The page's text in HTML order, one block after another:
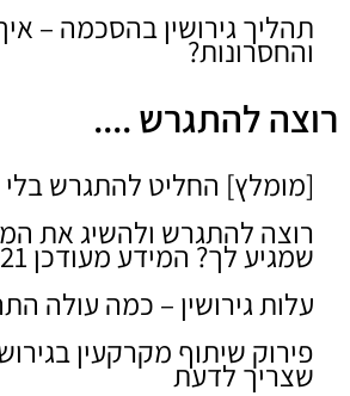
תהליך גירושין בהסכמה –
והחסרונות?
רוצה להתגרש ....
[מומלץ] החליט להתגרש
רוצה להתגרש ולהשיג את
שמגיע לך? המידע מעודכן 2021
עלות גירושין – כמה עולה
פירוק שיתוף מקרקעין
שצריך לדעת